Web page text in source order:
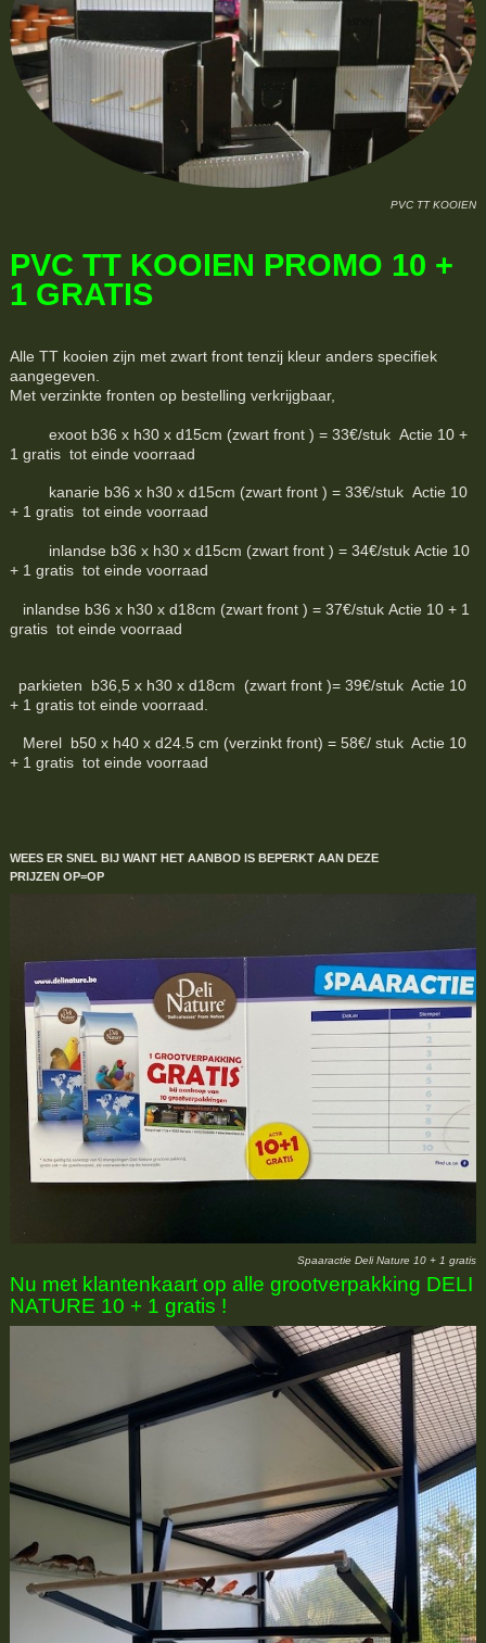
PVC TT KOOIEN
PVC TT KOOIEN PROMO 10 +
1 GRATIS
Alle TT kooien zijn met zwart front tenzij kleur anders specifiek
aangegeven.
Met verzinkte fronten op bestelling verkrijgbaar,
exoot b36 x h30 x d15cm (zwart front ) = 33€/stuk Actie 10 +
1 gratis tot einde voorraad
kanarie b36 x h30 x d15cm (zwart front ) = 33€/stuk Actie 10
+ 1 gratis tot einde voorraad
inlandse b36 x h30 x d15cm (zwart front ) = 34€/stuk Actie 10
+ 1 gratis tot einde voorraad
inlandse b36 x h30 x d18cm (zwart front ) = 37€/stuk Actie 10 + 1
gratis tot einde voorraad
parkieten b36,5 x h30 x d18cm (zwart front )= 39€/stuk Actie 10
+ 1 gratis tot einde voorraad.
Merel b50 x h40 x d24.5 cm (verzinkt front) = 58€/ stuk Actie 10
+ 1 gratis tot einde voorraad
WEES ER SNEL BIJ WANT HET AANBOD IS BEPERKTAAN DEZE
PRIJZENOP=OP
Spaaractie Deli Nature 10 + 1 gratis
Nu met klantenkaart op alle grootverpakking DELI
NATURE 10 + 1 gratis !